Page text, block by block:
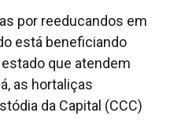
por reeducandos em
está beneficiando
que atendem
as hortaliças
da Capital (CCC)